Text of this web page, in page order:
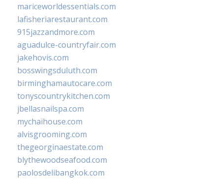
mariceworldessentials.com
lafisheriarestaurant.com
915jazzandmore.com
aguadulce-countryfair.com
jakehovis.com
bosswingsduluth.com
birminghamautocare.com
tonyscountrykitchen.com
jbellasnailspa.com
mychaihouse.com
alvisgrooming.com
thegeorginaestate.com
blythewoodseafood.com
paolosdelibangkok.com